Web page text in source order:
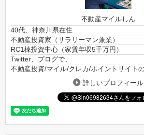
不動産マイルしん
40代、神奈川県在住
不動産投資家（サラリーマン兼業）
RC1棟投資中心（家賃年収5千万円）
Twitter、ブログで、
不動産投資/マイル/クレカ/ポイントサイト
詳しいプロフィール